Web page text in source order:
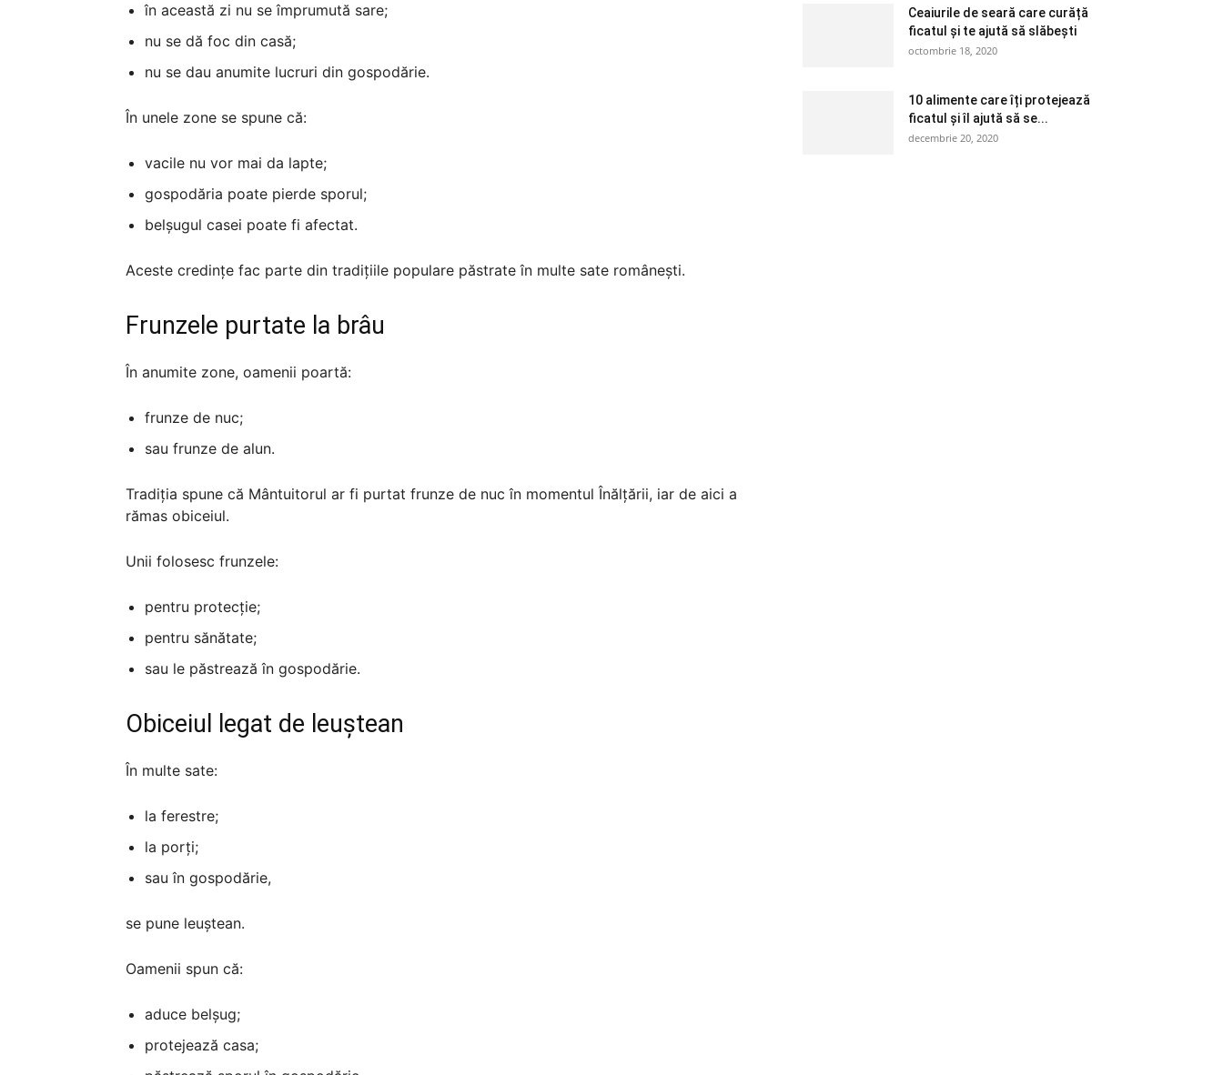
în această zi nu se împrumută sare;
nu se dă foc din casă;
nu se dau anumite lucruri din gospodărie.
În unele zone se spune că:
vacile nu vor mai da lapte;
gospodăria poate pierde sporul;
belșugul casei poate fi afectat.
Aceste credințe fac parte din tradițiile populare păstrate în multe sate românești.
Frunzele purtate la brâu
În anumite zone, oamenii poartă:
frunze de nuc;
sau frunze de alun.
Tradiția spune că Mântuitorul ar fi purtat frunze de nuc în momentul Înălțării, iar de aici a
rămas obiceiul.
Unii folosesc frunzele:
pentru protecție;
pentru sănătate;
sau le păstrează în gospodărie.
Obiceiul legat de leuștean
În multe sate:
la ferestre;
la porți;
sau în gospodărie,
se pune leuștean.
Oamenii spun că:
aduce belșug;
protejează casa;
Ceaiurile de seară care curăță
ficatul și te ajută să slăbești
octombrie 18, 2020
10 alimente care îți protejează
ficatul și îl ajută să se...
decembrie 20, 2020